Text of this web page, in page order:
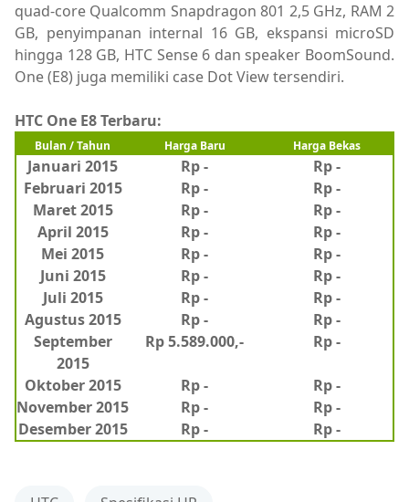
quad-core Qualcomm Snapdragon 801 2,5 GHz, RAM 2
GB, penyimpanan internal 16 GB, ekspansi microSD
hingga 128 GB, HTC Sense 6 dan speaker BoomSound.
One (E8) juga memiliki case Dot View tersendiri.
HTC One E8 Terbaru:
Bulan / Tahun Harga Baru Harga Bekas
Januari 2015 Rp -
Rp -
Februari 2015
Rp - Rp -
Maret 2015
Rp -
Rp -
April 2015
Rp -
Rp -
Mei 2015
Rp -
Rp -
Juni 2015
Rp -
Rp -
Juli 2015
Rp -
Rp -
Agustus 2015
Rp -
Rp -
September
2015
Rp 5.589.000,- Rp -
Oktober 2015 Rp -
Rp -
November 2015
Rp -
Rp -
Desember 2015
Rp - Rp -